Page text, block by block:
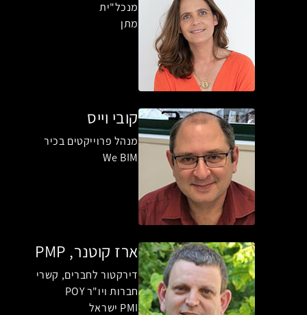
מנכל"ית
מתן
קובי וייס
מנהל פרוייקטים בכיר
We BIM
ארז קוטנר, PMP
דירקטור לחברים, קשרי
חברות ויו"ר POY
PMI ישראל